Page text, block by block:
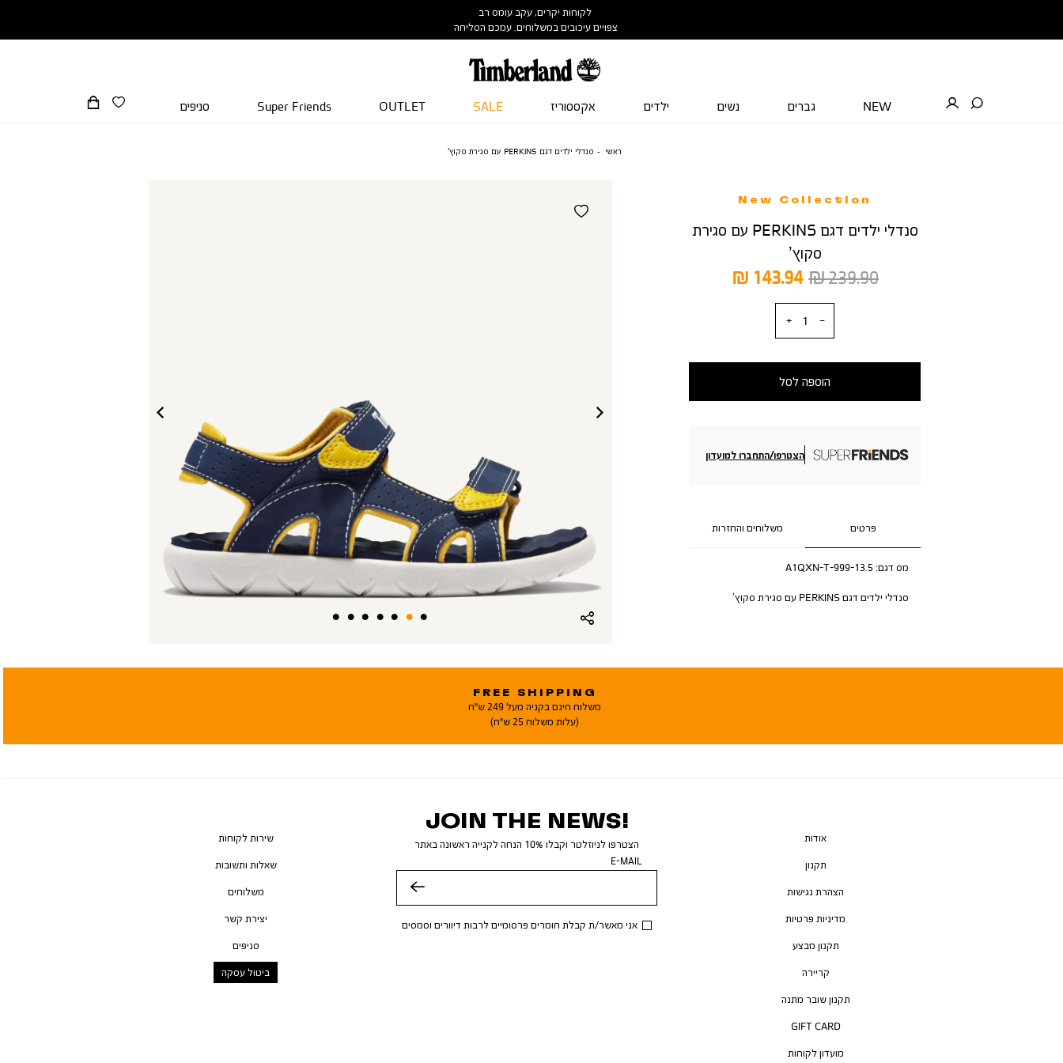
לקוחות יקרים, עקב עומס רב
צפויים עיכובים במשלוחים. עמכם הסליחה
NEW גברים נשים ילדים אקססוריז SALE
OUTLET
Super Friends סניפים
ראשי סנדלי ילדים דגם PERKINS עם סגירת סקוץ’
New Collection
סנדלי ילדים דגם PERKINS עם סגירת
סקוץ’
מחיר
מוצר
143.94 ₪
מחיר
239.90 ₪
הוספה לסל
הצטרפו/התחברו למועדון
פרטים משלוחים והחזרות
מס דגם:A1QXN-T-999-13.5
סנדלי ילדים דגם PERKINS עם סגירת סקוץ’
FREE SHIPPING
משלוח חינם בקניה מעל 249 ש"ח
(עלות משלוח 25 ש"ח)
JOIN THE NEWS!
הצטרפו לניוזלטר וקבלו 10% הנחה לקנייה ראשונה באתר
E-MAIL
אני מאשר/ת קבלת חומרים פרסומיים לרבות דיוורים וסמסים
אודות
תקנון
הצהרת נגישות
מדיניות פרטיות
תקנון מבצע
קריירה
תקנון שובר מתנה
GIFT CARD
מועדון לקוחות
שירות לקוחות
שאלות ותשובות
משלוחים
יצירת קשר
סניפים
ביטול עסקה